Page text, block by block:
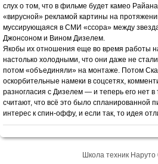
слух о том, что в фильме будет камео
«вирусной» рекламой картины на
муссирующаяся в СМИ «ссора» между
Джонсоном и Вином Дизелем.
Якобы их отношения еще во время работы
настолько холодными, что они даже не
потом «объединяли» на монтаже. Потом
оскорбительные намеки в соцсетях,
разногласия с Дизелем — и теперь его нет
считают, что всё это было спланированной
интерес к спин-оффу, и если так, то идея
Школа техник